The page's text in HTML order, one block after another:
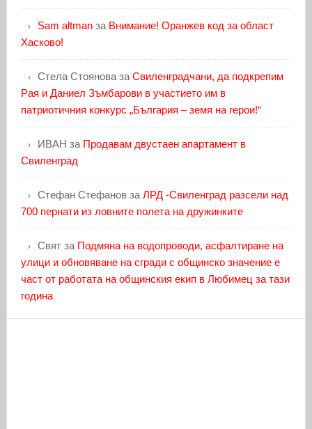
Sam altmanза Внимание! Оранжев код за област
Хасково!
Стела Стояноваза Свиленградчани, да подкрепим
Рая и Даниел Зъмбарови в участието им в
патриотичния конкурс „България – земя на герои!“
ИВАН за Продавам двустаен апартамент в
Свиленград
Стефан Стефановза ЛРД -Свиленград разсели над
700 пернати из ловните полета на дружинките
Святза Подмяна на водопроводи, асфалтиране на
улици и обновяване на сгради с общинско значение е
част от работата на общинския екип в Любимец за тази
година